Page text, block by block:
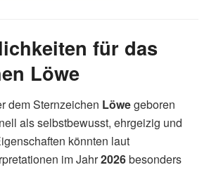
für das
Löwe
dem Sternzeichen Löwegeboren
als selbstbewusst, ehrgeizig und
könnten laut
im Jahr2026besonders